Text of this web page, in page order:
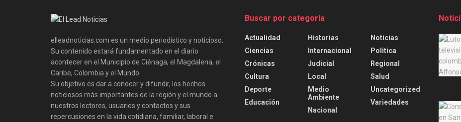
elleadnoticias.com es un medio periodístico y noticioso.
Su contenido estará fundamentado en el diario
acontecer en el Municipio de Ciénaga, el Magdalena, el
Caribe, Colombia y el Mundo.
Su objetivo es dar a conocer y difundir, los hechos
noticiosos más importantes de la región y el mundo a
nuestros lectores, usuarios y contactos y sus
repercusiones en la vida cotidiana, familiar, laboral e
Buscar por categoría
Actualidad
Ciencias
Crónicas
Cultura
Deporte
Educación
Historias
Internacional
Judicial
Local
Medio
Ambiente
Nacional
Noticias
Política
Regional
Salud
Uncategorized
Variedades